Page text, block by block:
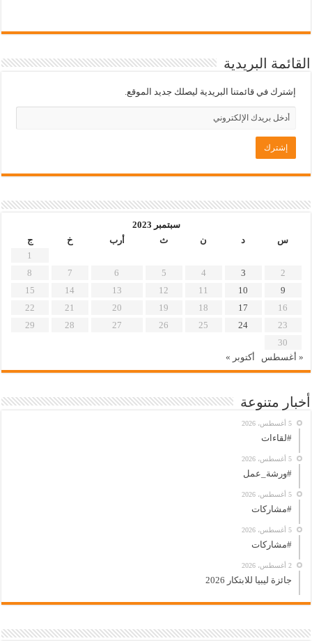
القائمة البريدية
إشترك في قائمتنا البريدية ليصلك جديد الموقع.
سبتمبر 2023
س
د ن ث أرب خ
ج
1
2
3
4
5
6
7
8
9
10
11
12
13
14
15
16
17
18
19
20
21
22
23
24
25
26
27
28
29
30
« أغسطس
أكتوبر »
أخبار متنوعة
5 أغسطس، 2026
#لقاءات
5 أغسطس، 2026
#ورشة_عمل
5 أغسطس، 2026
#مشاركات
5 أغسطس، 2026
#مشاركات
2 أغسطس، 2026
جائزة ليبيا للابتكار 2026